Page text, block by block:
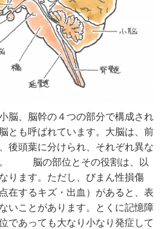
脳、脳幹の４つの部分で構成され
とも呼ばれています。大脳は、前
後頭葉に分けられ、それぞれ異な
。 脳の部位とその役割は、以
ります。ただし、びまん性損傷
在するキズ・出血）があると、表
いことがあります。とくに記憶障
であっても大なり小なり発症して